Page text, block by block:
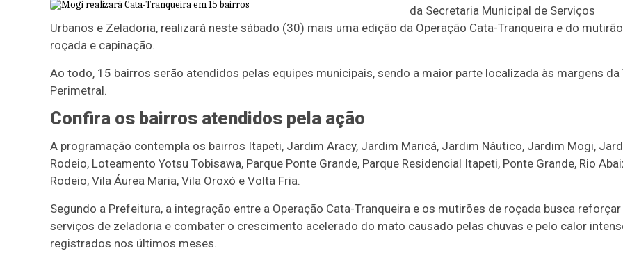
da Secretaria Municipal de Serviços
Urbanos e Zeladoria, realizará neste sábado (30) mais uma edição da Operação Cata-Tranqueira e do
roçada e capinação.
Ao todo, 15 bairros serão atendidos pelas equipes municipais, sendo a maior parte localizada às margens da
Perimetral.
Confira os bairros atendidos pela ação
A programação contempla os bairros Itapeti, Jardim Aracy, Jardim Maricá, Jardim Náutico, Jardim Mogi,
Rodeio, Loteamento Yotsu Tobisawa, Parque Ponte Grande, Parque Residencial Itapeti, Ponte Grande, Rio
Rodeio, Vila Áurea Maria, Vila Oroxó e Volta Fria.
Segundo a Prefeitura, a integração entre a Operação Cata-Tranqueira e os mutirões de roçada busca
serviços de zeladoria e combater o crescimento acelerado do mato causado pelas chuvas e pelo calor
registrados nos últimos meses.